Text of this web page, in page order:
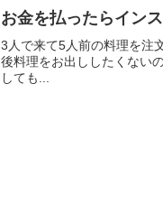
お金を払ったらイン
3人で来て5人前の料理を注
後料理をお出ししたくない
しても...